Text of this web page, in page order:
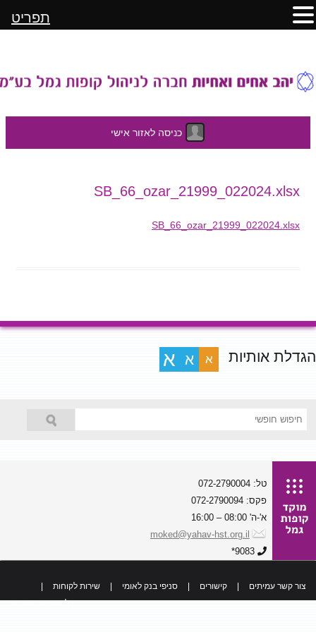
כניסה לאזור אישי
לתוכן
SB_66_ozar_21999_022024.xlsx
SB_66_ozar_21999_022024.xlsx
הגדלת אותיות א א א
טל: 072-2790004
פקס: 072-2790094
א'-ה' 08:00 – 16:00
moked@yahav-hst.org.il
9083*
צור קשר עמיתים קישורים סניפי בנק לאומי שירות לקוחות
כל הזכויות שמורות
תפריט